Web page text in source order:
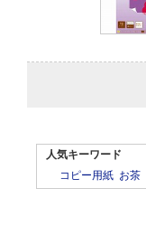
人気キーワード
コピー用紙 お茶